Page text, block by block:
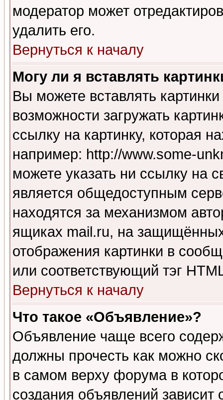
модератор может
удалить его.
Вернуться к началу
Могу ли я вставлять
Вы можете вставлять
возможности загружать
ссылку на картинку, которая
например: http://www.some-
можете указать ни ссылку на
является общедоступным
находятся за механизмом
ящиках mail.ru, на
отображения картинки в
или соответствующий тэг
Вернуться к началу
Что такое «Объявление»?
Объявление чаще всего
должны прочесть как можно
в самом верху форума в
создания объявлений зависит